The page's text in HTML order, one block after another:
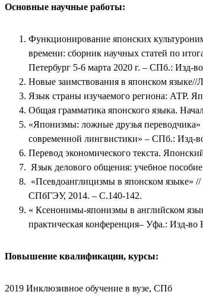
Основные научные работы:
Функционирование японских
времени: сборник научных статей по
Петербург 5-6 марта 2020 г. – СПб.: Изд-
Новые заимствования в японском
Язык страны изучаемого региона: АТР.
Общая грамматика японского языка.
«Японизмы: ложные друзья переводчика»
современной лингвистики» – СПб.:
Перевод экономического текста.
Язык делового общения: учебное
«Псевдоанглицизмы в японском языке»
СПбГЭУ, 2014. – С.140-142.
« Ксенонимы-японизмы в английском
практическая конференция– Уфа.: Изд-
Повышение квалификации, курсы:
2019 Инклюзивное обучение в вузе, СПб